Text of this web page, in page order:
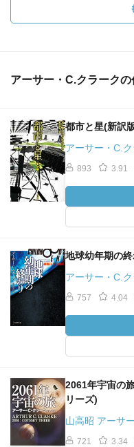
アーサー・C.クラークの
都市と星(新訳
アーサー・C.
893 3.91
地球幼年期の
アーサー・C.
757 4.04
2061年宇宙の
リーズ)
山高昭 アーサ
721 3.34